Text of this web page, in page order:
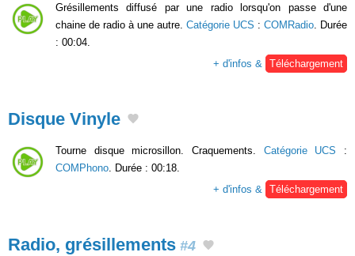
Grésillements diffusé par une radio lorsqu'on passe d'une
chaine de radio à une autre. Catégorie UCS : COMRadio . Durée
: 00:04.
+ d'infos &
Téléchargement
Disque Vinyle
Tourne disque microsillon. Craquements. Catégorie UCS :
COMPhono. Durée : 00:18.
+ d'infos & Téléchargement
Radio, grésillements #4